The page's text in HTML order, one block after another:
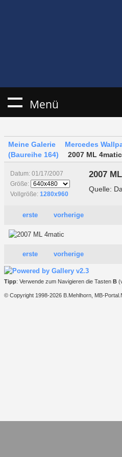
Menü
Meine Galerie Mercedes
(Baureihe 164)
2007 ML 4matic
Datum: 01/17/2007
Größe:
Vollgröße: 1280x960
2007
Quelle:
erste vorherige
erste vorherige
Tipp: Verwende zum Navigieren die Tasten B
© Copyright 1998-2026 B.Mehlhorn, MB-